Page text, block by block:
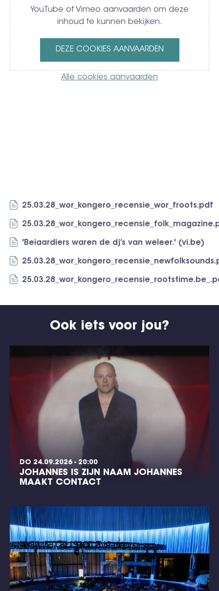
YouTube of Vimeo aanvaarden om deze
inhoud te kunnen bekijken.
DEZE COOKIES AANVAARDEN
Alle cookies aanvaarden
25.03.28_wor_kongero_recensie_wor_froots.pdf
'Beiaardiers waren de dj’s van weleer.' (vi.be)
Ook iets voor jou?
DO 24.09.2026 - 20:00
JOHANNES IS ZIJN NAAM JOHANNES
MAAKT CONTACT